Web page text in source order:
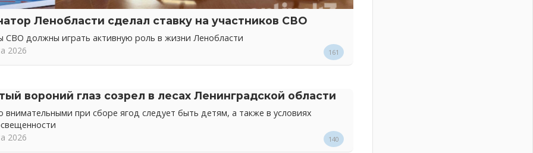
Ленобласти сделал ставку на участников СВО
СВО должны играть активную роль в жизни Ленобласти
2026
161
вороний глаз созрел в лесах Ленинградской области
внимательными при сборе ягод следует быть детям, а также в условиях
2026
140